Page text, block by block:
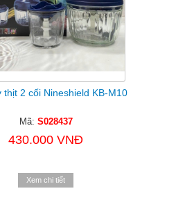
thịt 2 cối Nineshield KB-M10
Mã: S028437
430.000 VNĐ
Xem chi tiết